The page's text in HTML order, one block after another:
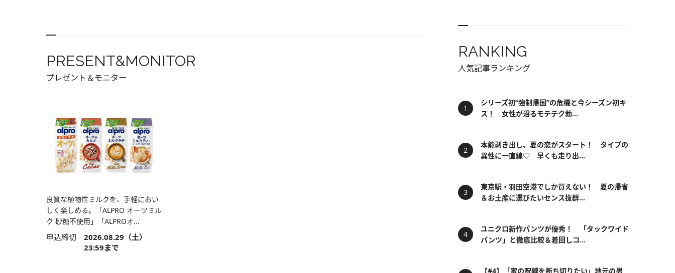
PRESENT&MONITOR
プレゼント＆モニター
良質な植物性ミルクを、手軽におい
しく楽しめる。「ALPRO オーツミル
ク 砂糖不使用」「ALPROオ...
申込締切 2026.08.29（土）
23:59まで
RANKING
人気記事ランキング
シリーズ初“強制帰国”の危機と今シーズン初キ
ス！ 女性が沼るモテテク勃...
本能剥き出し、夏の恋がスタート！ タイプの
異性に一直線♡ 早くも走り出...
東京駅・羽田空港でしか買えない！ 夏の帰省
＆お土産に選びたいセンス抜群...
ユニクロ新作パンツが優秀！ 「タックワイド
パンツ」と徹底比較＆着回しコ...
【#4】「家の呪縛を断ち切りたい」地元の男